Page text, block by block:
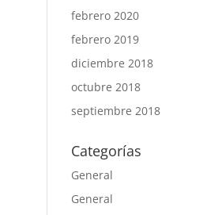
febrero 2020
febrero 2019
diciembre 2018
octubre 2018
septiembre 2018
Categorías
General
General